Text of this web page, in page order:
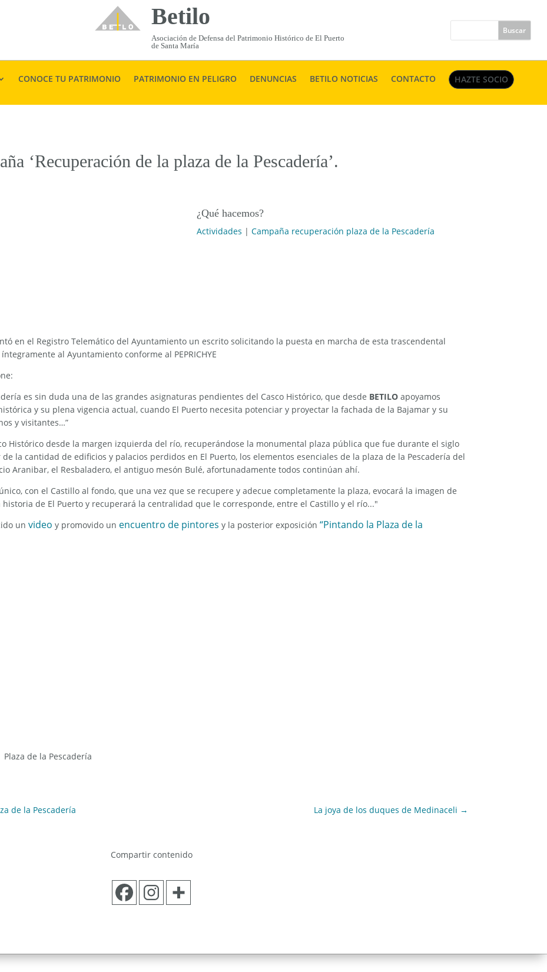
Betilo
Asociación de Defensa del Patrimonio Histórico de El Puerto
de Santa María
CONOCE TU PATRIMONIO PATRIMONIO EN PELIGRO DENUNCIAS BETILO NOTICIAS CONTACTO HAZTE SOCIO
‘Recuperación de la plaza de la Pescadería’.
¿Qué hacemos?
Actividades | Campaña recuperación plaza de la Pescadería
en el Registro Telemático del Ayuntamiento un escrito solicitando la puesta en marcha de esta trascendental
al Ayuntamiento conforme al PEPRICHYE
es sin duda una de las grandes asignaturas pendientes del Casco Histórico, que desde BETILO apoyamos
y su plena vigencia actual, cuando El Puerto necesita potenciar y proyectar la fachada de la Bajamar y su
y visitantes…”
Histórico desde la margen izquierda del río, recuperándose la monumental plaza pública que fue durante el siglo
la cantidad de edificios y palacios perdidos en El Puerto, los elementos esenciales de la plaza de la Pescadería del
Aranibar, el Resbaladero, el antiguo mesón Bulé, afortunadamente todos continúan ahí.
con el Castillo al fondo, que una vez que se recupere y adecue completamente la plaza, evocará la imagen de
de El Puerto y recuperará la centralidad que le corresponde, entre el Castillo y el río..."
un video y promovido un encuentro de pintores y la posterior exposición“Pintando la Plaza de la
Plaza de la Pescadería
de la Pescadería La joya de los duques de Medinaceli →
Compartir contenido